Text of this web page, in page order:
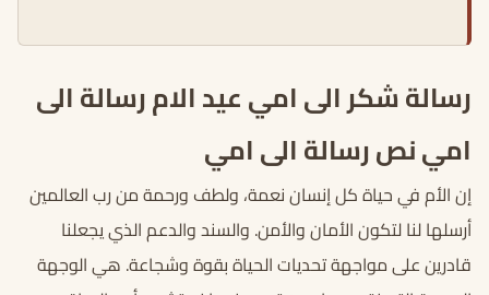
رسالة شكر الى امي عيد الام رسالة الى
امي نص رسالة الى امي
إن الأم في حياة كل إنسان نعمة، ولطف ورحمة من رب العالمين
أرسلها لنا لتكون الأمان والأمن. والسند والدعم الذي يجعلنا
قادرين على مواجهة تحديات الحياة بقوة وشجاعة. هي الوجهة